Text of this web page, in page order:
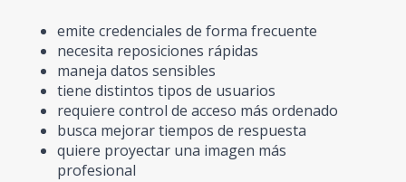
emite credenciales de forma frecuente
necesita reposiciones rápidas
maneja datos sensibles
tiene distintos tipos de usuarios
requiere control de acceso más ordenado
busca mejorar tiempos de respuesta
quiere proyectar una imagen más
profesional